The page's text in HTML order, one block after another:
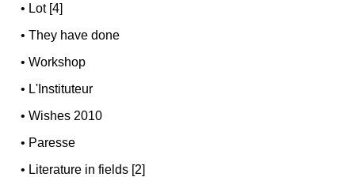
• Lot [4]
•They have done
•Workshop
• L'Instituteur
•Wishes 2010
• Paresse
• Literature in fields [2]